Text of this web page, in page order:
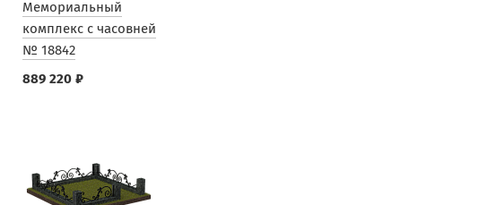
Мемориальный
комплекс с часовней
№ 18842
889 220 ₽